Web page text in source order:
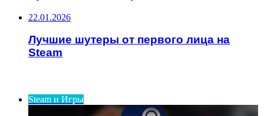
22.01.2026
Лучшие шутеры от первого лица на
Steam
Steam и Игры